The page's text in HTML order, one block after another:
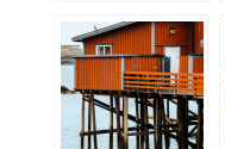
ligne ?